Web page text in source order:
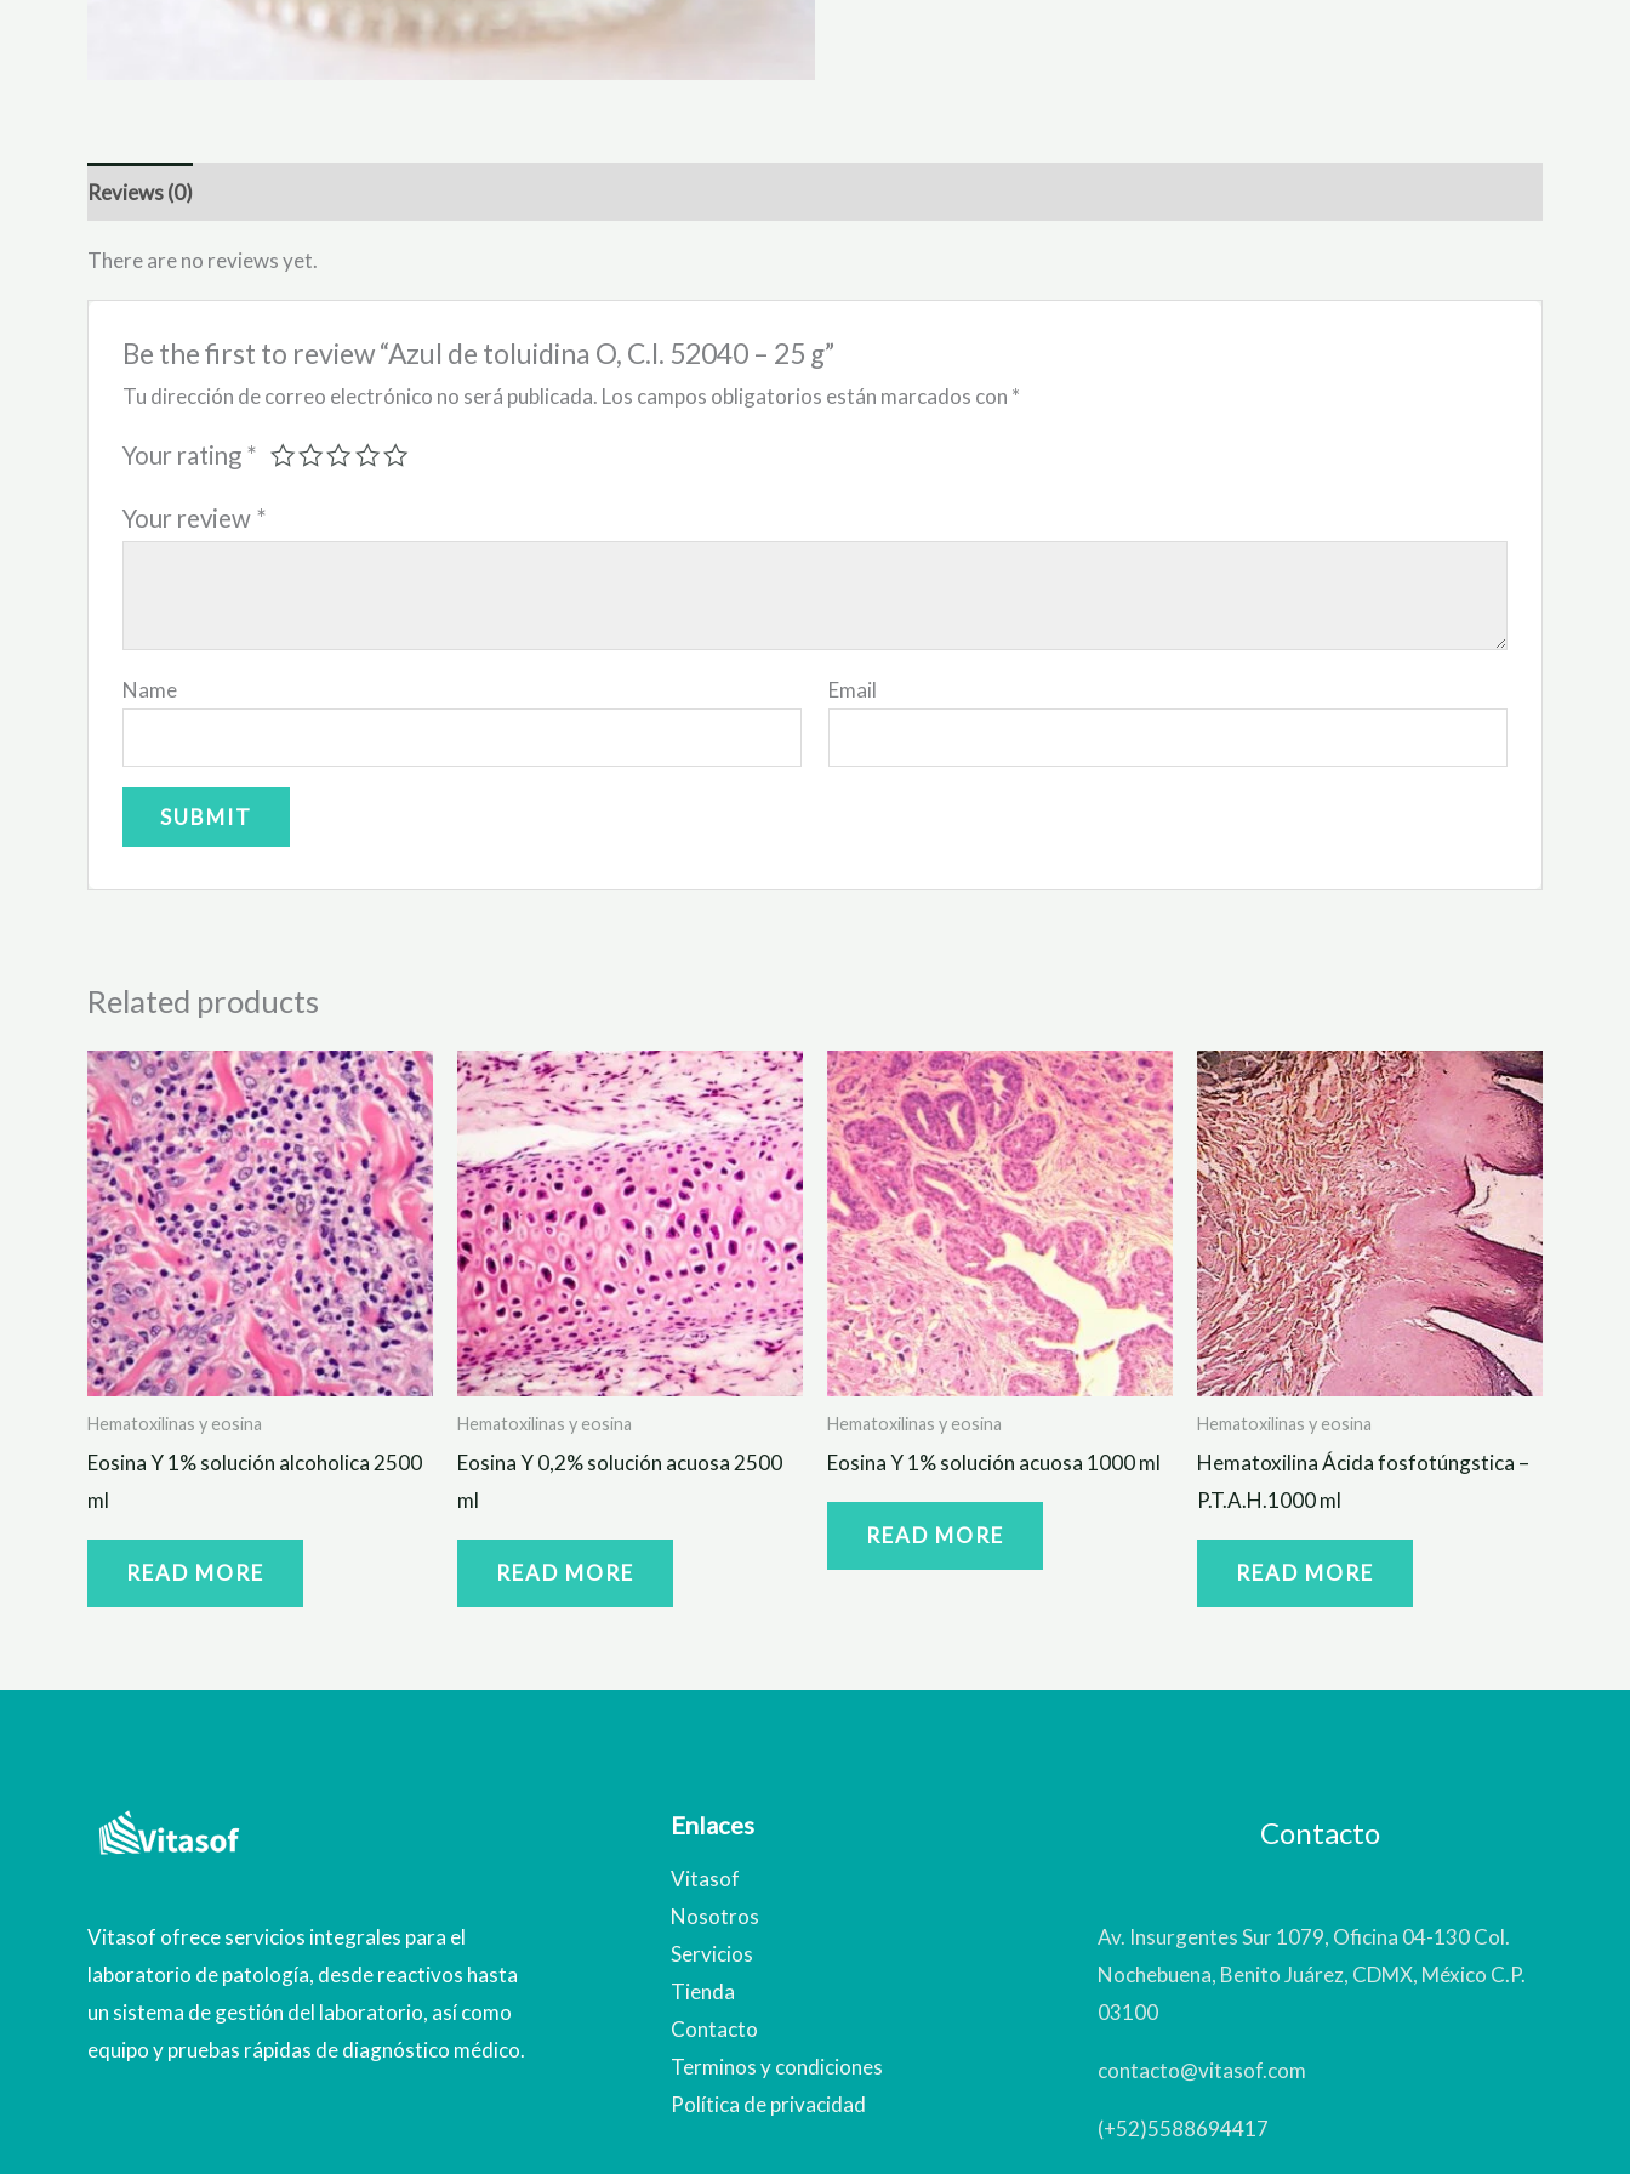
Reviews (0)
There are no reviews yet.
Be the first to review “Azul de toluidina O, C.I. 52040 – 25 g”
Tu dirección de correo electrónico no será publicada. Los campos obligatorios están marcados con *
Your rating *
Your review *
Name Email
Related products
Hematoxilinas y eosina
Eosina Y 1% solución alcoholica 2500
ml
READ MORE
Hematoxilinas y eosina
Eosina Y 0,2% solución acuosa 2500
ml
READ MORE
Hematoxilinas y eosina
Eosina Y 1% solución acuosa 1000 ml
READ MORE
Hematoxilinas y eosina
Hematoxilina Ácida fosfotúngstica –
P.T.A.H.1000 ml
READ MORE
Vitasof ofrece servicios integrales para el
laboratorio de patología, desde reactivos hasta
un sistema de gestión del laboratorio, así como
equipo y pruebas rápidas de diagnóstico médico.
Enlaces
Vitasof
Nosotros
Servicios
Tienda
Contacto
Terminos y condiciones
Política de privacidad
Contacto
Av. Insurgentes Sur 1079, Oficina 04-130 Col.
Nochebuena, Benito Juárez, CDMX, México C.P.
03100
contacto@vitasof.com
(+52)5588694417